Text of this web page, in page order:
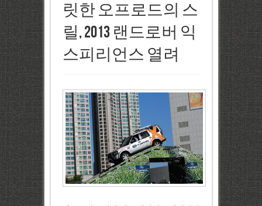
릿한 오프로드의 스
릴, 2013 랜드로버 익
스피리언스 열려